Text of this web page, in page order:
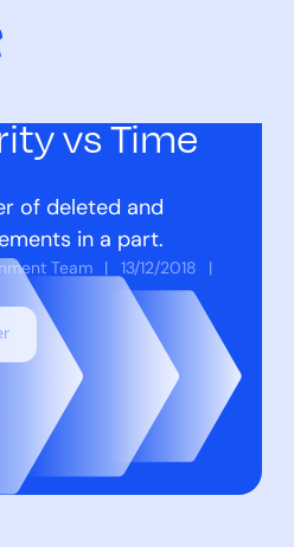
vs Time
of deleted and
in a part.
Team
13/12/2018
wplink